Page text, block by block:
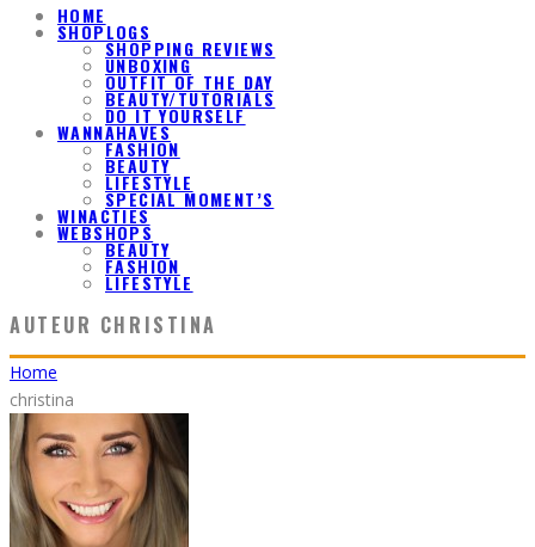
HOME
SHOPLOGS
SHOPPING REVIEWS
UNBOXING
OUTFIT OF THE DAY
BEAUTY/TUTORIALS
DO IT YOURSELF
WANNAHAVES
FASHION
BEAUTY
LIFESTYLE
SPECIAL MOMENT’S
WINACTIES
WEBSHOPS
BEAUTY
FASHION
LIFESTYLE
AUTEUR CHRISTINA
Home
christina